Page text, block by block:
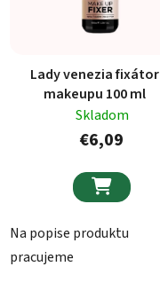
Lady venezia fixátor
makeupu 100 ml
Skladom
€6,09

Na popise produktu
pracujeme